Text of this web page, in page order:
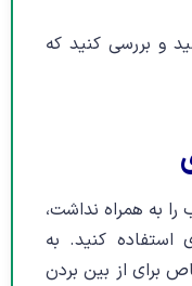
و بررسی کنید که
به همراه نداشت،
استفاده کنید. به
برای از بین بردن